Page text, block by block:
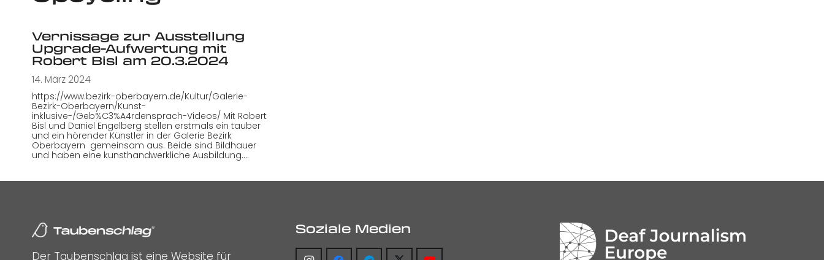
Vernissage zur Ausstellung
Upgrade-Aufwertung mit
Robert Bisl am 20.3.2024
14. März 2024
https://www.bezirk-oberbayern.de/Kultur/Galerie-
Bezirk-Oberbayern/Kunst-
inklusive-/Geb%C3%A4rdensprach-Videos/ Mit Robert
Bisl und Daniel Engelberg stellen erstmals ein tauber
und ein hörender Künstler in der Galerie Bezirk
Oberbayern gemeinsam aus. Beide sind Bildhauer
und haben eine kunsthandwerkliche Ausbildung.…
Der Taubenschlag ist eine Website für
Soziale Medien